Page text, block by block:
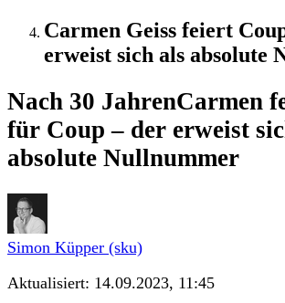
Carmen Geiss feiert
erweist sich als absolute
Nach 30 JahrenCarmen
für Coup – der erweist
absolute Nullnummer
Simon Küpper (sku)
Aktualisiert: 14.09.2023, 11:45